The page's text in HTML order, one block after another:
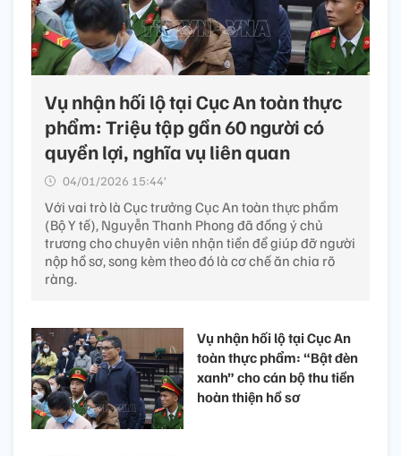
Vụ nhận hối lộ tại Cục An toàn thực
phẩm: Triệu tập gần 60 người có
quyền lợi, nghĩa vụ liên quan
04/01/2026 15:44’
Với vai trò là Cục trưởng Cục An toàn thực phẩm
(Bộ Y tế), Nguyễn Thanh Phong đã đồng ý chủ
trương cho chuyên viên nhận tiền để giúp đỡ người
nộp hồ sơ, song kèm theo đó là cơ chế ăn chia rõ
ràng.
Vụ nhận hối lộ tại Cục An
toàn thực phẩm: “Bật đèn
xanh” cho cán bộ thu tiền
hoàn thiện hồ sơ